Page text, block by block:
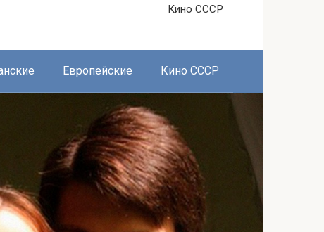
Кино СССР
Европейские Кино СССР